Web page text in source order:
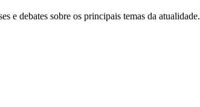
e debates sobre os principais temas da atualidade.